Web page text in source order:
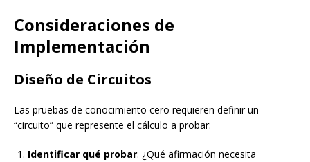
Consideraciones de
Implementación
Diseño de Circuitos
Las pruebas de conocimiento cero requieren definir un
“circuito” que represente el cálculo a probar:
Identificar qué probar: ¿Qué afirmación necesita